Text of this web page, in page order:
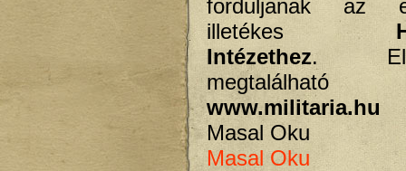
forduljanak az
illetékes
Intézethez.
www.militaria.hu
Masal Oku
Masal Oku